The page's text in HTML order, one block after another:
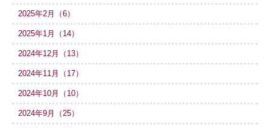
2025年2月（6）
2025年1月（14）
2024年12月（13）
2024年11月（17）
2024年10月（10）
2024年9月（25）